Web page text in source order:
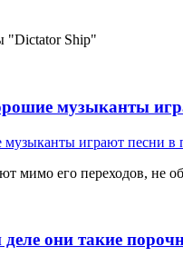
"Dictator Ship"
музыканты
мимо его переходов, не
они такие